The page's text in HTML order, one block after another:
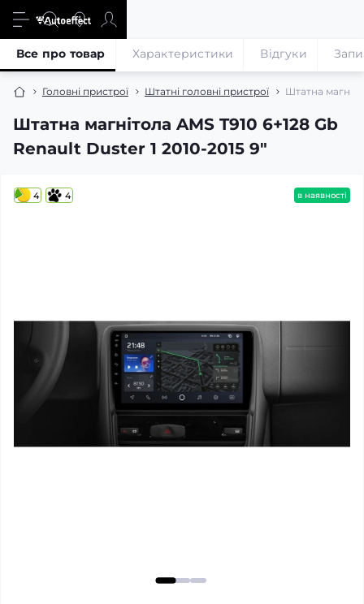
Головні пристрої Штатні головні пристрої Штатна
Штатна магнітола AMS T910 6+128 Gb
Renault Duster 1 2010-2015 9"
Все про товар Характеристики Відгуки
4 4 в наявності